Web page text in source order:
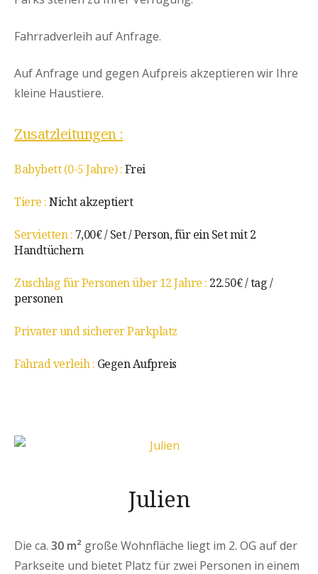
Fahrradverleih auf Anfrage.
Auf Anfrage und gegen Aufpreis akzeptieren wir Ihre
kleine Haustiere.
Zusatzleitungen :
Babybett (0-5 Jahre) :Frei
Tiere :Nicht akzeptiert
Servietten : 7,00€ / Set / Person, für ein Set mit 2
Handtüchern
Zuschlag für Personen über 12 Jahre : 22.50€ / tag /
personen
Privater und sicherer Parkplatz
Fahrad verleih : Gegen Aufpreis
Julien
Die ca. 30 m² große Wohnfläche liegt im 2. OG auf der
Parkseite und bietet Platz für zwei Personen in einem